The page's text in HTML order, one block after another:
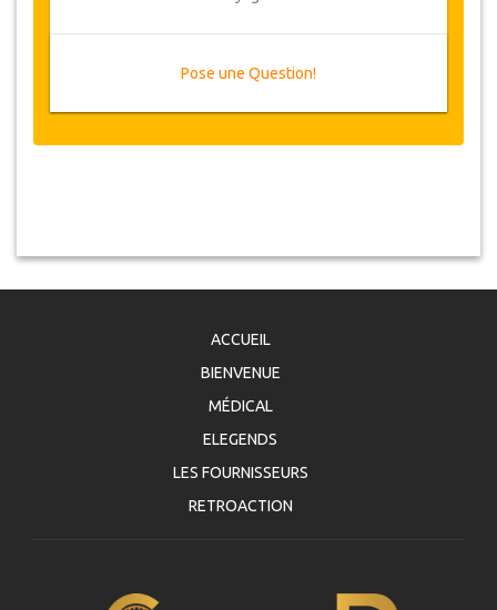
Pose une Question!
ACCUEIL
BIENVENUE
MÉDICAL
ELEGENDS
LES FOURNISSEURS
RETROACTION